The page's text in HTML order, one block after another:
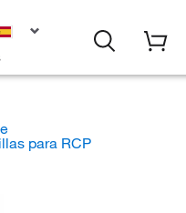
para RCP